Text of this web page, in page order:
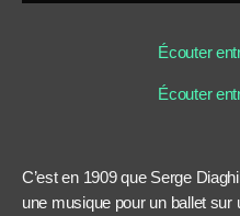
Écouter
Écouter
C’est en 1909 que Serge
une musique pour un ballet sur